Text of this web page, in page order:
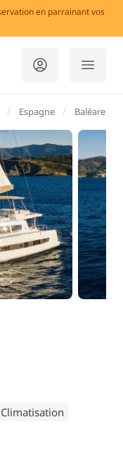
en parrainant vos
Espagne Baléares
Climatisation